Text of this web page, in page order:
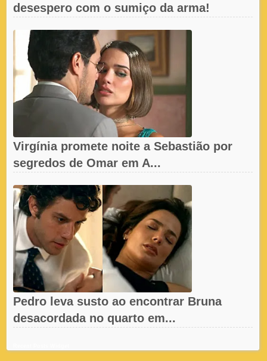
desespero com o sumiço da arma!
Virgínia promete noite a Sebastião por
segredos de Omar em A...
Pedro leva susto ao encontrar Bruna
desacordada no quarto em...